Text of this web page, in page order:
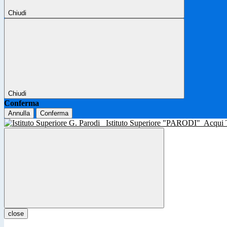
Chiudi
Chiudi
Conferma
Annulla Conferma
Istituto Superiore "PARODI" Acqui
close